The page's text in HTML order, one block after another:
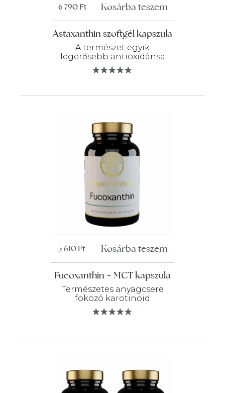
Astaxanthin szoftgél kapszula
A természet egyik
legerősebb antioxidánsa
6 790Ft Kosárba teszem
Fucoxanthin + MCT kapszula
Természetes anyagcsere
fokozó karotinoid
5 610Ft Kosárba teszem